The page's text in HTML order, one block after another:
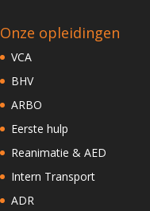
Onze opleidingen
VCA
BHV
ARBO
Eerste hulp
Reanimatie & AED
Intern Transport
ADR